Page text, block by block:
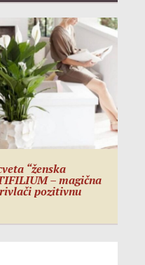
“ženska
– magična
pozitivnu